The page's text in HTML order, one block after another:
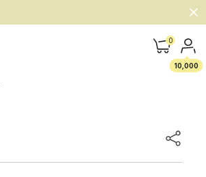
0
10,000